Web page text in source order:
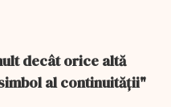
decât orice altă
al continuității"